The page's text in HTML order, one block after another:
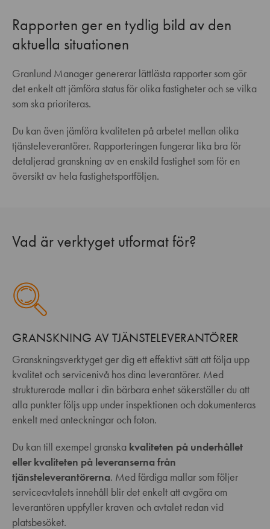
Rapporten ger en tydlig bild av den
aktuella situationen
Granlund Manager genererar lättlästa rapporter som gör
det enkelt att jämföra status för olika fastigheter och se vilka
som ska prioriteras.
Du kan även jämföra kvaliteten på arbetet mellan olika
tjänsteleverantörer. Rapporteringen fungerar lika bra för
detaljerad granskning av en enskild fastighet som för en
översikt av hela fastighetsportföljen.
Vad är verktyget utformat för?
GRANSKNING AV TJÄNSTELEVERANTÖRER
Granskningsverktyget ger dig ett effektivt sätt att följa upp
kvalitet och servicenivå hos dina leverantörer. Med
strukturerade mallar i din bärbara enhet säkerställer du att
alla punkter följs upp under inspektionen och dokumenteras
enkelt med anteckningar och foton.
Du kan till exempel granska kvaliteten på underhållet
eller kvaliteten på leveranserna från
tjänsteleverantörerna. Med färdiga mallar som följer
serviceavtalets innehåll blir det enkelt att avgöra om
leverantören uppfyller kraven och avtalet redan vid
platsbesöket.